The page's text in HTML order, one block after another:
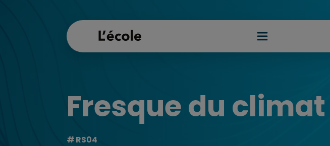
Fresque du climat
RS04